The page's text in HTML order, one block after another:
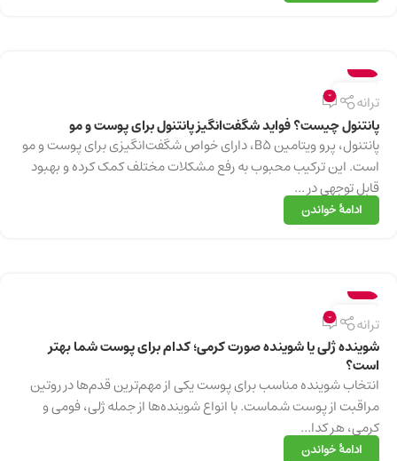
13
دسامبر
سلامت
ترانه 0
پانتنول چیست؟ فواید شگفت‌انگیز پانتنول برای پوست و مو
پانتنول، پرو ویتامین B5، دارای خواص شگفت‌انگیزی برای پوست و مو
است. این ترکیب محبوب به رفع مشکلات مختلف کمک کرده و بهبود
قابل توجهی در ...
ادامهٔ خواندن
13
دسامبر
سلامت
ترانه 0
شوینده ژلی یا شوینده صورت کرمی؛ کدام برای پوست شما بهتر
است؟
انتخاب شوینده مناسب برای پوست یکی از مهم‌ترین قدم‌ها در روتین
مراقبت از پوست شماست. با انواع شوینده‌ها از جمله ژلی، فومی و
کرمی، هر کدا...
ادامهٔ خواندن